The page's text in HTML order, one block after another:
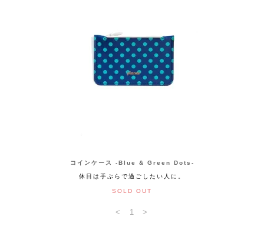
コインケース -Blue & Green Dots-
休日は手ぶらで過ごしたい人に。
SOLD OUT
< 1 >